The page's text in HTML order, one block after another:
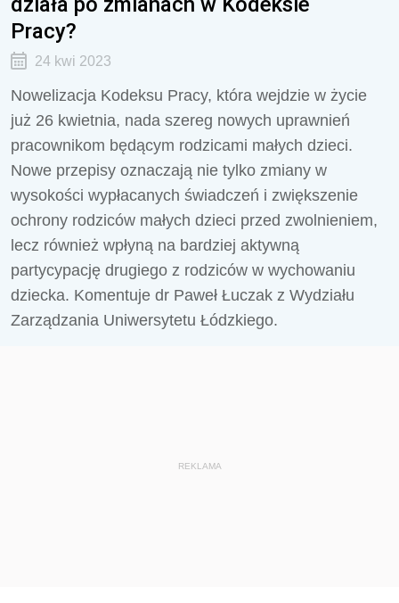
Pracy?
24 kwi 2023
Nowelizacja Kodeksu Pracy, która wejdzie w życie
już 26 kwietnia, nada szereg nowych uprawnień
pracownikom będącym rodzicami małych dzieci.
Nowe przepisy oznaczają nie tylko zmiany w
wysokości wypłacanych świadczeń i zwiększenie
ochrony rodziców małych dzieci przed zwolnieniem,
lecz również wpłyną na bardziej aktywną
partycypację drugiego z rodziców w wychowaniu
dziecka. Komentuje dr Paweł Łuczak z Wydziału
Zarządzania Uniwersytetu Łódzkiego.
REKLAMA